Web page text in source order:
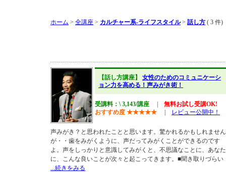
ホーム > 全講座 > カルチャー系-ライフスタイル> 話し方 ( 3 件)
【話し方講座】 女性のためのコミュニケーシ
ョン力を高める！声みがき術！
受講料：\ 3,143/講座
無料お試し受講OK!
おすすめ度 ★★★★★ レビュー公開中！
声みがき？と思われたことと思います。驚かれるかもしれません
が・・歯をみがくように、声だってみがくことができるのです
よ。声をしっかりと意識してみがくと、不思議なことに、あなた
に、こんな良いことが次々と起こってきます。■聞き取りづらい
...続きをみる